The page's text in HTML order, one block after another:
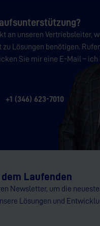
an unseren Vertriebsleiter,
Lösungen benötigen.
Sie mir eine E-Mail – ich
+1 (346) 623-7010
Laufenden
Newsletter, um die
Lösungen und